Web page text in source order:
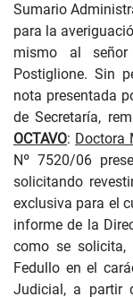
Sumario
para la
mismo al
Postiglione. Sin
nota presentada
de Secretaría,
OCTAVO: Doctora
Nº 7520/06
solicitando
exclusiva para el
informe de la
como se solicita,
Fedullo en el
Judicial, a partir